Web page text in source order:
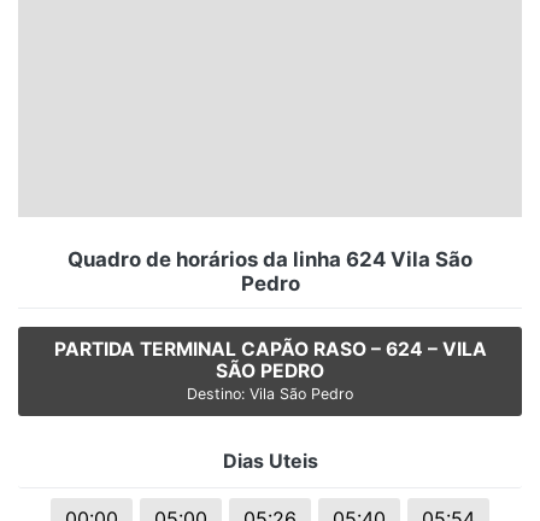
Quadro de horários da linha 624 Vila São
Pedro
PARTIDA TERMINAL CAPÃO RASO – 624 – VILA
SÃO PEDRO
Destino: Vila São Pedro
Dias Uteis